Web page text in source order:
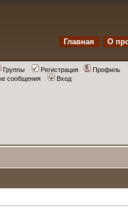
Главная О
Группы Регистрация
Профиль
сообщения
Вход